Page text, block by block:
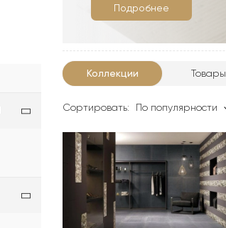
Подробнее
Коллекции Товары
Сортировать: По популярности